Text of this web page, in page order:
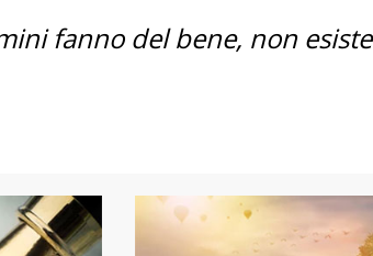
fanno del bene, non esiste